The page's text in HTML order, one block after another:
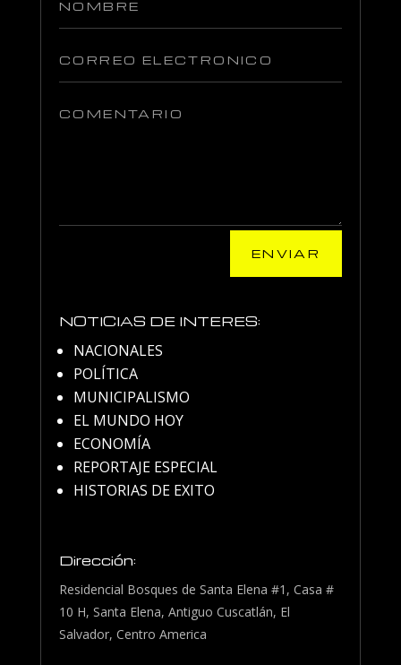
ENVIAR
NOTICIAS DE INTERES:
NACIONALES
POLÍTICA
MUNICIPALISMO
EL MUNDO HOY
ECONOMÍA
REPORTAJE ESPECIAL
HISTORIAS DE EXITO
Dirección:
Residencial Bosques de Santa Elena #1, Casa #
10 H, Santa Elena, Antiguo Cuscatlán, El
Salvador, Centro America